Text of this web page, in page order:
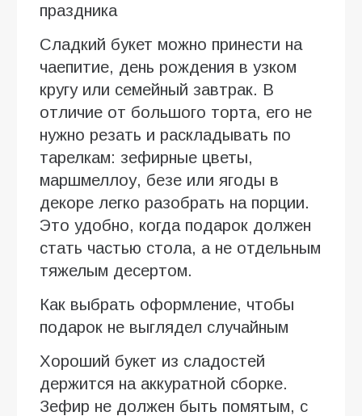
праздника
Сладкий букет можно принести на
чаепитие, день рождения в узком
кругу или семейный завтрак. В
отличие от большого торта, его не
нужно резать и раскладывать по
тарелкам: зефирные цветы,
маршмеллоу, безе или ягоды в
декоре легко разобрать на порции.
Это удобно, когда подарок должен
стать частью стола, а не отдельным
тяжелым десертом.
Как выбрать оформление, чтобы
подарок не выглядел случайным
Хороший букет из сладостей
держится на аккуратной сборке.
Зефир не должен быть помятым, с